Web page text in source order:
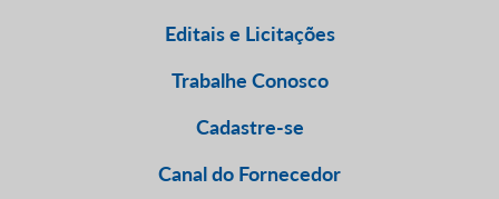
Editais e Licitações
Trabalhe Conosco
Cadastre-se
Canal do Fornecedor